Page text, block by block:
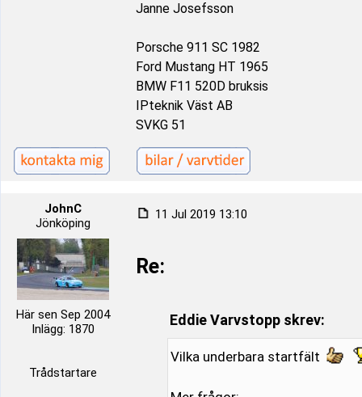
Janne Josefsson
Porsche 911 SC 1982
Ford Mustang HT 1965
BMW F11 520D bruksis
IPteknik Väst AB
SVKG 51
JohnC
Jönköping
Här sen Sep 2004
Inlägg: 1870
Trådstartare
11 Jul 2019 13:10
Re:
Eddie Varvstopp skrev:
Vilka underbara startfält